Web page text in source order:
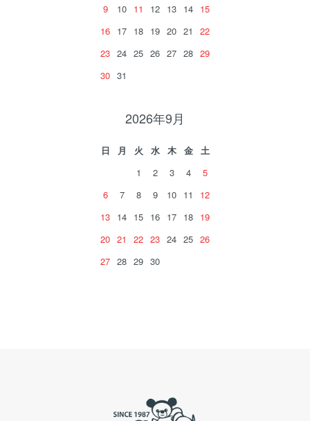
9
10 11 12 13 14 15
16 17 18 19 20 21
22
23 24 25 26 27 28 29
30 31
2026年9月
日 月 火 水 木 金
土
1
2 3 4
5
6
7 8 9 10 11
12
13 14 15 16 17 18 19
20 21 22 23 24 25 26
27 28 29 30